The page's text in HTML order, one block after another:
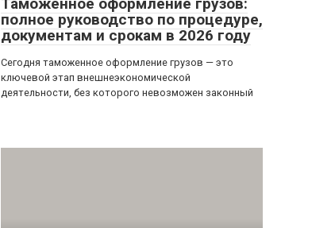
полное руководство по процедуре,
документам и срокам в 2026 году
Сегодня таможенное оформление грузов — это
ключевой этап внешнеэкономической
деятельности, без которого невозможен законный